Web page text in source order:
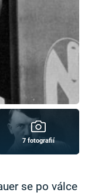
7 fotografií
se po válce